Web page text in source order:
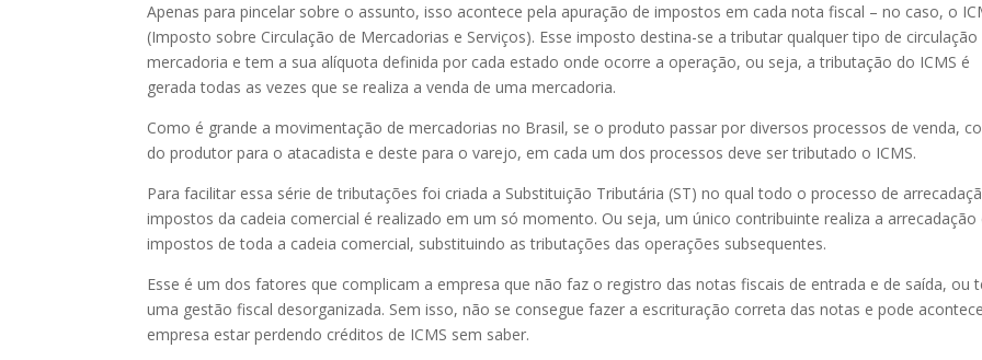
Apenas para pincelar sobre o assunto, isso acontece pela apuração de impostos em cada nota fiscal – no caso, o
(Imposto sobre Circulação de Mercadorias e Serviços). Esse imposto destina-se a tributar qualquer tipo de circulação
mercadoria e tem a sua alíquota definida por cada estado onde ocorre a operação, ou seja, a tributação do ICMS é
gerada todas as vezes que se realiza a venda de uma mercadoria.
Como é grande a movimentação de mercadorias no Brasil, se o produto passar por diversos processos de venda,
do produtor para o atacadista e deste para o varejo, em cada um dos processos deve ser tributado o ICMS.
Para facilitar essa série de tributações foi criada a Substituição Tributária (ST) no qual todo o processo de
impostos da cadeia comercial é realizado em um só momento. Ou seja, um único contribuinte realiza a arrecadação
impostos de toda a cadeia comercial, substituindo as tributações das operações subsequentes.
Esse é um dos fatores que complicam a empresa que não faz o registro das notas fiscais de entrada e de saída, ou
uma gestão fiscal desorganizada. Sem isso, não se consegue fazer a escrituração correta das notas e pode
empresa estar perdendo créditos de ICMS sem saber.